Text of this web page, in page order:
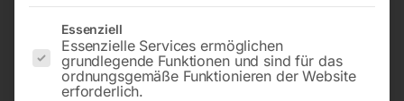
Kernbohrer HSS. 40x55mm
Es folgt eine Liste der Service-Gruppen, für die eine
Essenziell
Essenzielle Services ermöglichen
grundlegende Funktionen und sind für das
ordnungsgemäße Funktionieren der Website
erforderlich.